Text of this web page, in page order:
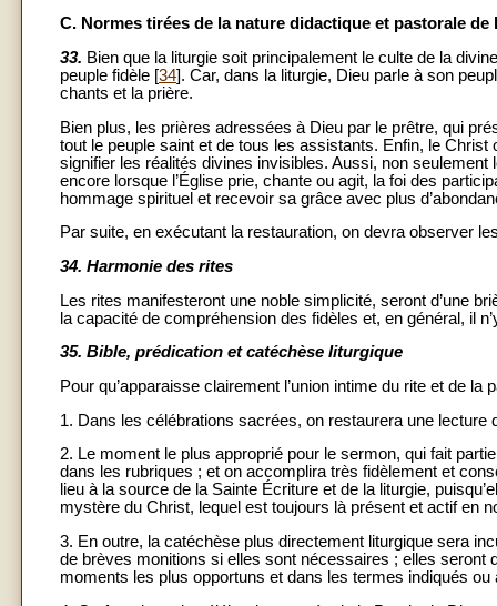
C. Normes tirées de la nature didactique et pastorale de
33. Bien que la liturgie soit principalement le culte de la
peuple fidèle [34]. Car, dans la liturgie, Dieu parle à son
chants et la prière.
Bien plus, les prières adressées à Dieu par le prêtre, qui
tout le peuple saint et de tous les assistants. Enfin, le
signifier les réalités divines invisibles. Aussi, non seulement
encore lorsque l’Église prie, chante ou agit, la foi des
hommage spirituel et recevoir sa grâce avec plus
Par suite, en exécutant la restauration, on devra observer
34. Harmonie des rites
Les rites manifesteront une noble simplicité, seront d’une
la capacité de compréhension des fidèles et, en général, il
35. Bible, prédication et catéchèse liturgique
Pour qu’apparaisse clairement l’union intime du rite et de la
1. Dans les célébrations sacrées, on restaurera une
2. Le moment le plus approprié pour le sermon, qui fait
dans les rubriques ; et on accomplira très fidèlement et
lieu à la source de la Sainte Écriture et de la liturgie,
mystère du Christ, lequel est toujours là présent et actif en
3. En outre, la catéchèse plus directement liturgique sera
de brèves monitions si elles sont nécessaires ; elles
moments les plus opportuns et dans les termes indiqués